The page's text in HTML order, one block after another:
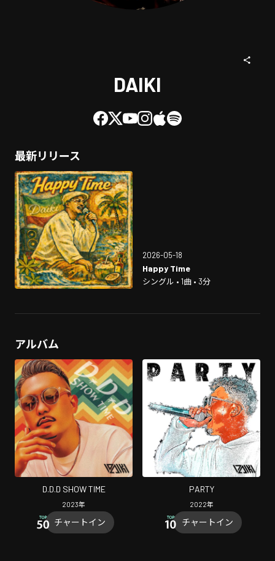
DAIKI
最新リリース
2026-05-18
Happy Time
シングル • 1曲 • 3分
アルバム
D.D.D SHOW TIME
2023年
チャートイン
PARTY
2022年
チャートイン